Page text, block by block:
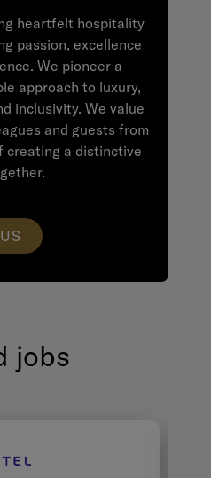
heartfelt hospitality
passion, excellence
We pioneer a
approach to luxury,
inclusivity. We value
and guests from
creating a distinctive
jobs